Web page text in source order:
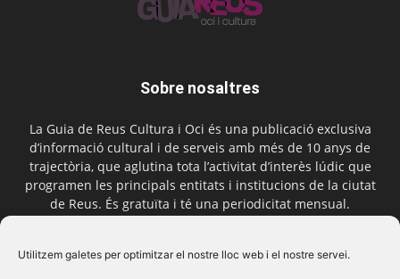
Utilitzem galetes per optimitzar el nostre lloc web i el nostre servei.
Sobre nosaltres
La Guia de Reus Cultura i Oci és una publicació exclusiva
d’informació cultural i de serveis amb més de 10 anys de
trajectòria, que aglutina tota l’activitat d’interès lúdic que
programen les principals entitats i institucions de la ciutat
de Reus. És gratuïta i té una periodicitat mensual.